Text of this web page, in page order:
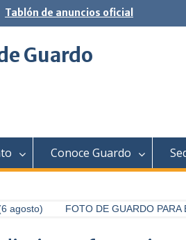
Tablón de anuncios oficial
Guardo
Conoce Guardo
FOTO DE GUARDO PARA